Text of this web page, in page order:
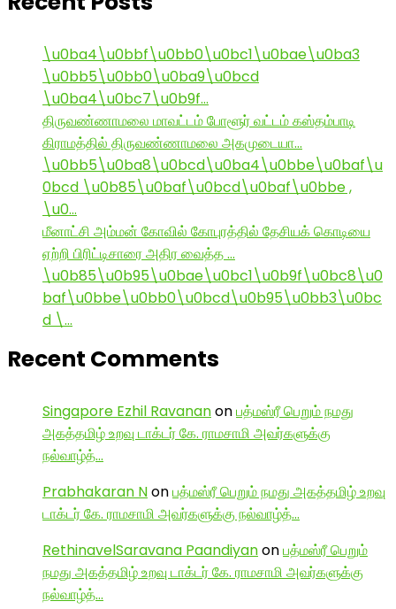
\u0ba4\u0bbf\u0bb0\u0bc1\u0bae\u0ba3
\u0bb5\u0bb0\u0ba9\u0bcd
\u0ba4\u0bc7\u0b9f…
திருவண்ணாமலை மாவட்டம் போளூர் வட்டம் கஸ்தம்பாடி
கிராமத்தில் திருவண்ணாமலை அகமுடையா…
\u0bb5\u0ba8\u0bcd\u0ba4\u0bbe\u0baf\u
0bcd \u0b85\u0baf\u0bcd\u0baf\u0bbe ,
\u0…
மீனாட்சி அம்மன் கோவில் கோபுரத்தில் தேசியக் கொடியை
ஏற்றி பிரிட்டிசாரை அதிர வைத்த …
\u0b85\u0b95\u0bae\u0bc1\u0b9f\u0bc8\u0
baf\u0bbe\u0bb0\u0bcd\u0b95\u0bb3\u0bc
d \…
Recent Comments
Singapore Ezhil Ravananonபத்மஸ்ரீ பெறும் நமது
அகத்தமிழ் உறவு டாக்டர் கே. ராமசாமி அவர்களுக்கு
நல்வாழ்த்…
Prabhakaran Nonபத்மஸ்ரீ பெறும் நமது அகத்தமிழ் உறவு
டாக்டர் கே. ராமசாமி அவர்களுக்கு நல்வாழ்த்…
RethinavelSaravana Paandiyanonபத்மஸ்ரீ பெறும்
நமது அகத்தமிழ் உறவு டாக்டர் கே. ராமசாமி அவர்களுக்கு
நல்வாழ்த்…